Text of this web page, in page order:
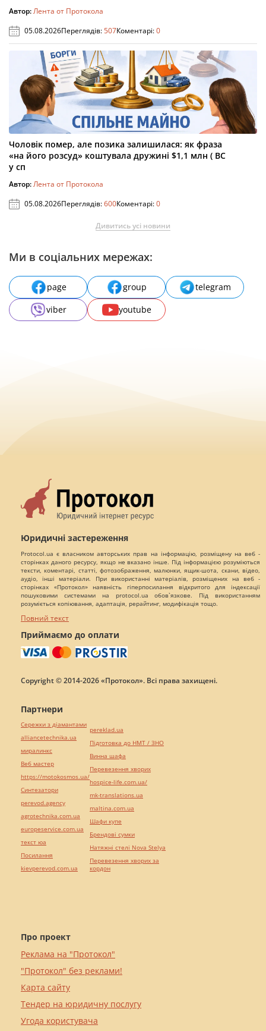
Автор:Лента от Протокола
05.08.2026Переглядів:507Коментарі:0
Чоловік помер, але позика залишилася: як фраза
«на його розсуд» коштувала дружині $1,1 млн ( ВС
у сп
Автор:Лента от Протокола
05.08.2026Переглядів:600Коментарі:0
Дивитись усі новини
Ми в соціальних мережах:
page group
telegram
viber
youtube
Юридичні застереження
Protocol.ua є власником авторських прав на інформацію, розміщену на веб -
сторінках даного ресурсу, якщо не вказано інше. Під інформацією розуміються
тексти, коментарі, статті, фотозображення, малюнки, ящик-шота, скани, відео,
аудіо, інші матеріали. При використанні матеріалів, розміщених на веб -
сторінках «Протокол» наявність гіперпосилання відкритого для індексації
пошуковими системами на protocol.ua обов`язкове. Під використанням
розуміється копіювання, адаптація, рерайтинг, модифікація тощо.
Повний текст
Приймаємо до оплати
Copyright © 2014-2026 «Протокол». Всі права захищені.
Про проект
Реклама на "Протокол"
"Протокол" без реклами!
Карта сайту
Тендер на юридичну послугу
Угода користувача
Партнери
Сережки з діамантами
alliancetechnika.ua
миралинкс
Веб мастер
https://motokosmos.ua/
Синтезатори
perevod.agency
agrotechnika.com.ua
europeservice.com.ua
текст юа
Посилання
kievperevod.com.ua
pereklad.ua
Підготовка до НМТ / ЗНО
Винна шафа
Перевезення хворих
hospice-life.com.ua/
mk-translations.ua
maltina.com.ua
Шафи купе
Брендові сумки
Натяжні стелі Nova Stelya
Перевезення хворих за
кордон